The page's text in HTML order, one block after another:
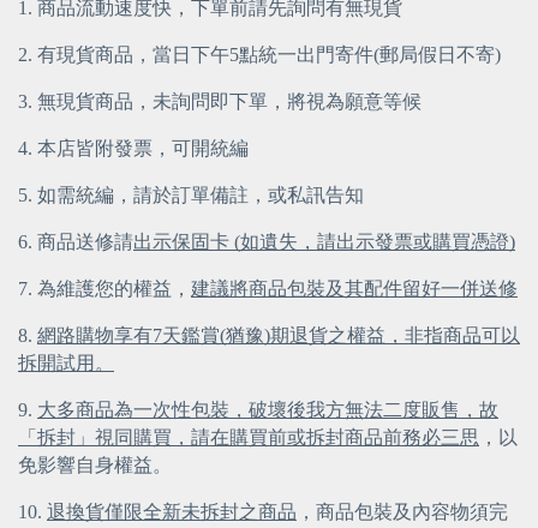
1. 商品流動速度快，下單前請先詢問有無現貨
2. 有現貨商品，當日下午5點統一出門寄件(郵局假日不寄)
3. 無現貨商品，未詢問即下單，將視為願意等候
4. 本店皆附發票，可開統編
5. 如需統編，請於訂單備註，或私訊告知
6. 商品送修請出示保固卡 (如遺失，請出示發票或購買憑證)
7. 為維護您的權益， 建議將商品包裝及其配件留好一併送修
8. 網路購物享有7天鑑賞(猶豫)期退貨之權益，非指商品可以
拆開試用。
9. 大多商品為一次性包裝，破壞後我方無法二度販售，故
「拆封」視同購買，請在購買前或拆封商品前務必三思 ，以
免影響自身權益。
10. 退換貨僅限全新未拆封之商品 ，商品包裝及內容物須完